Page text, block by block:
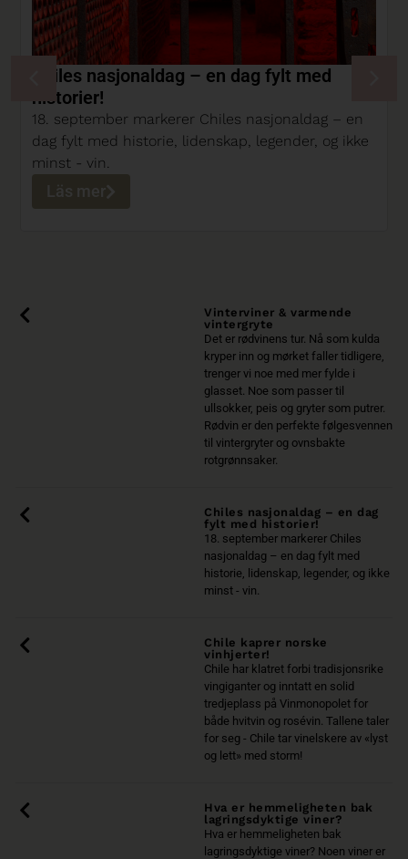
Chiles nasjonaldag – en dag fylt med
historier!
18. september markerer Chiles nasjonaldag – en
dag fylt med historie, lidenskap, legender, og ikke
minst - vin.
Läs mer
Vinterviner & varmende
vintergryte
Det er rødvinens tur. Nå som kulda
kryper inn og mørket faller tidligere,
trenger vi noe med mer fylde i
glasset. Noe som passer til
ullsokker, peis og gryter som putrer.
Rødvin er den perfekte følgesvennen
til vintergryter og ovnsbakte
rotgrønnsaker.
Chiles nasjonaldag – en dag
fylt med historier!
18. september markerer Chiles
nasjonaldag – en dag fylt med
historie, lidenskap, legender, og ikke
minst - vin.
Chile kaprer norske
vinhjerter!
Chile har klatret forbi tradisjonsrike
vingiganter og inntatt en solid
tredjeplass på Vinmonopolet for
både hvitvin og rosévin. Tallene taler
for seg - Chile tar vinelskere av «lyst
og lett» med storm!
Hva er hemmeligheten bak
lagringsdyktige viner?
Hva er hemmeligheten bak
lagringsdyktige viner? Noen viner er